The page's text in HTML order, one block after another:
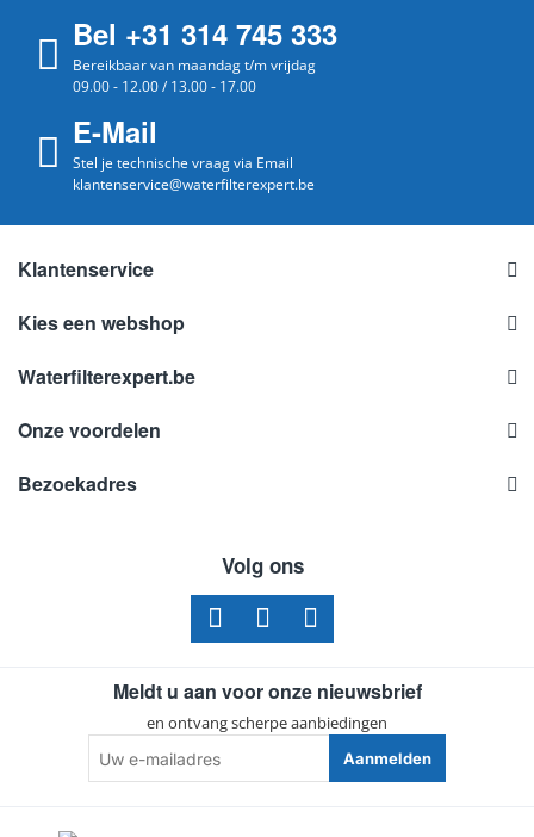
Bel +31 314 745 333
Bereikbaar van maandag t/m vrijdag
09.00 - 12.00 / 13.00 - 17.00
E-Mail
Stel je technische vraag via Email
klantenservice@waterfilterexpert.be
Klantenservice
Kies een webshop
Waterfilterexpert.be
Onze voordelen
Bezoekadres
Volg ons
Meldt u aan voor onze nieuwsbrief
en ontvang scherpe aanbiedingen
e-
mailadres
Aanmelden